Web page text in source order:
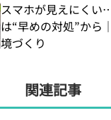
スマホが見えにくい
は“早めの対処”から
境づくり
関連記事